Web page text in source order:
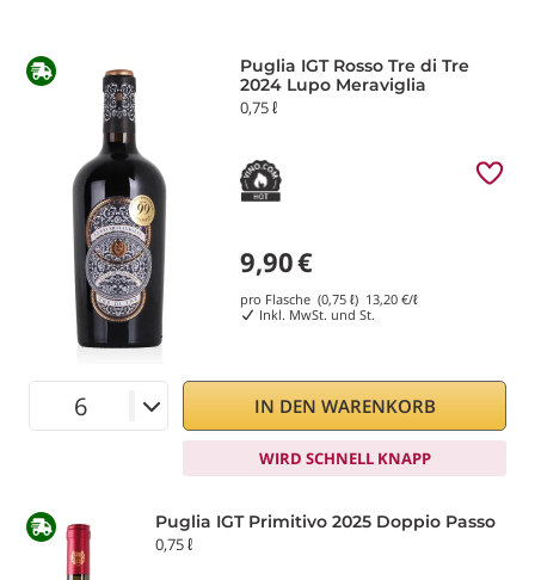
Puglia IGT Rosso Tre di Tre
2024 Lupo Meraviglia
0,75 ℓ
9,90€
pro Flasche (0,75 ℓ) 13,20€/ℓ
Inkl. MwSt. und St.
IN DEN WARENKORB
WIRD SCHNELL KNAPP
Puglia IGT Primitivo 2025 Doppio Passo
0,75 ℓ